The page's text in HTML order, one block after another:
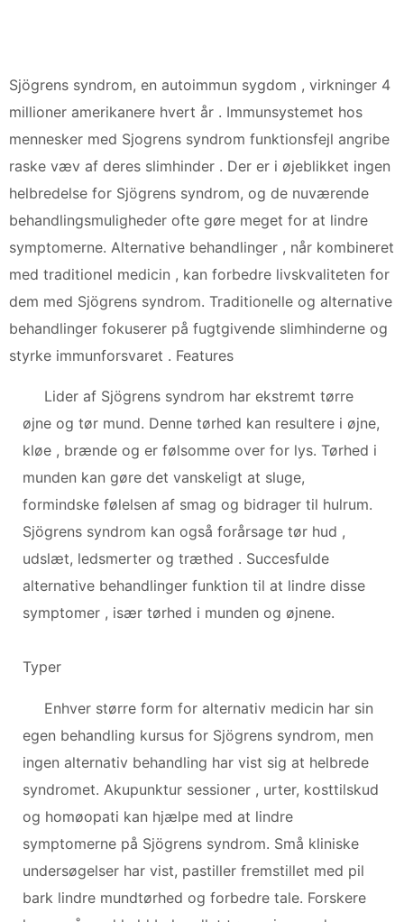
Sjögrens syndrom, en autoimmun sygdom , virkninger 4
millioner amerikanere hvert år . Immunsystemet hos
mennesker med Sjogrens syndrom funktionsfejl angribe
raske væv af deres slimhinder . Der er i øjeblikket ingen
helbredelse for Sjögrens syndrom, og de ​​nuværende
behandlingsmuligheder ofte gøre meget for at lindre
symptomerne. Alternative behandlinger , når kombineret
med traditionel medicin , kan forbedre livskvaliteten for
dem med Sjögrens syndrom. Traditionelle og alternative
behandlinger fokuserer på fugtgivende slimhinderne og
styrke immunforsvaret . Features
Lider af Sjögrens syndrom har ekstremt tørre
øjne og tør mund. Denne tørhed kan resultere i øjne,
kløe , brænde og er følsomme over for lys. Tørhed i
munden kan gøre det vanskeligt at sluge,
formindske følelsen af ​​smag og bidrager til hulrum.
Sjögrens syndrom kan også forårsage tør hud ,
udslæt, ledsmerter og træthed . Succesfulde
alternative behandlinger funktion til at lindre disse
symptomer , især tørhed i munden og øjnene.
Typer
Enhver større form for alternativ medicin har sin
egen behandling kursus for Sjögrens syndrom, men
ingen alternativ behandling har vist sig at helbrede
syndromet. Akupunktur sessioner , urter, kosttilskud
og homøopati kan hjælpe med at lindre
symptomerne på Sjögrens syndrom. Små kliniske
undersøgelser har vist, pastiller fremstillet med pil
bark lindre mundtørhed og forbedre tale. Forskere